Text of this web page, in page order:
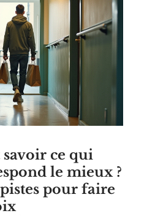
ce qui
le mieux ?
pour faire